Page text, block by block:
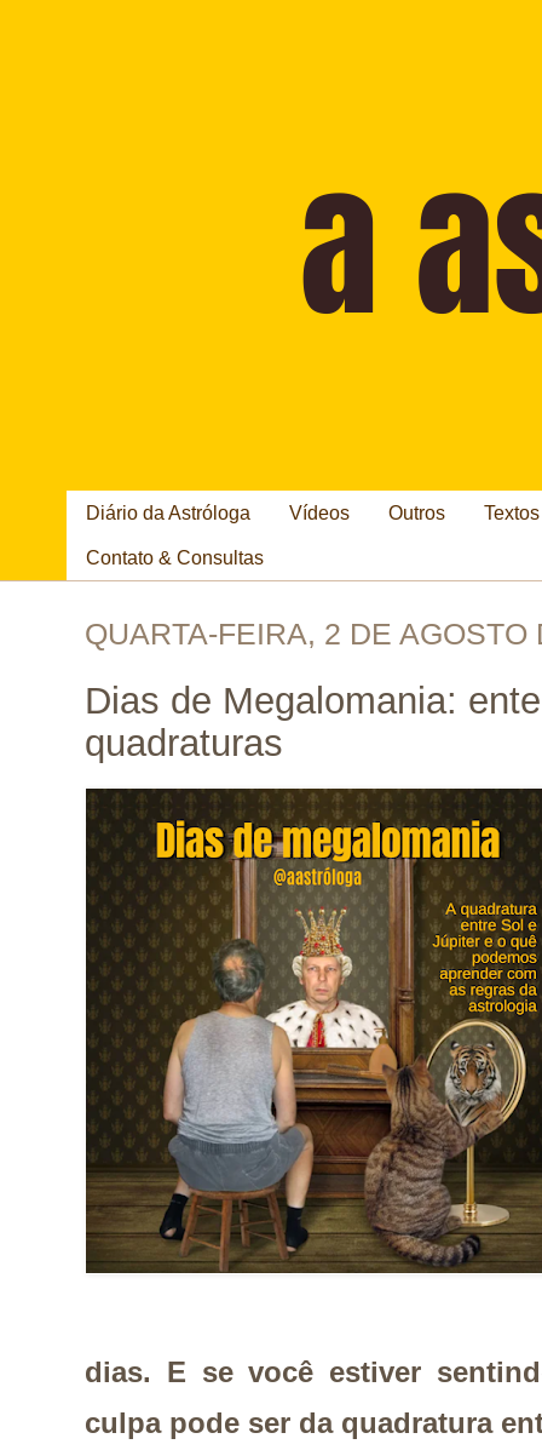
Diário da Astróloga Vídeos Outros
Contato & Consultas
QUARTA-FEIRA, 2 DE AGOSTO
Dias de Megalomania:
quadraturas
dias. E se você estiver
culpa pode ser da quadratura